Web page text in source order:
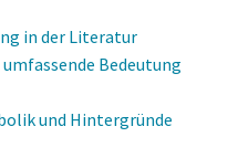
in der Literatur
Bedeutung
und Hintergründe